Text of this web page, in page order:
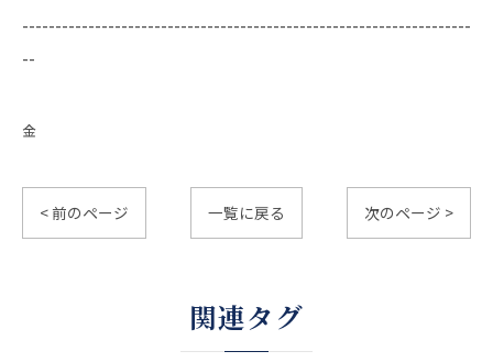
--------------------------------------------------------------------
--
金
< 前のページ 一覧に戻る 次のページ >
関連タグ